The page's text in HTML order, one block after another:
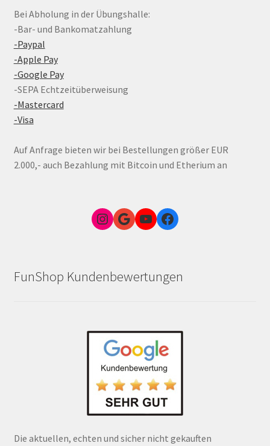
Bei Abholung in der Übungshalle:
-Bar- und Bankomatzahlung
-Paypal
-Apple Pay
-Google Pay
-SEPA Echtzeitüberweisung
-Mastercard
-Visa
Auf Anfrage bieten wir bei Bestellungen größer EUR
2.000,- auch Bezahlung mit Bitcoin und Etherium an
Instagram
Google Link zum FunShop WienYouTubeFacebook
FunShop Kundenbewertungen
Die aktuellen, echten und sicher nicht gekauften